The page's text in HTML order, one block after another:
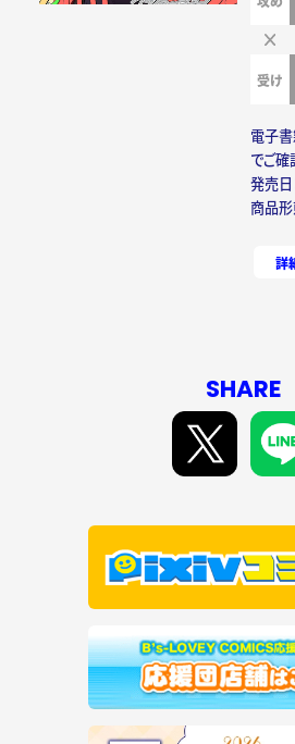
受け
電子
でご確
発売日
商品形
詳
SHARE